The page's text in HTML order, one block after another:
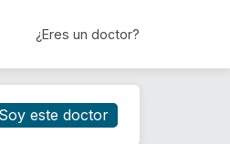
¿Eres un doctor?
Reservar cita
Soy este doctor